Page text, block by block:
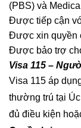
(PBS) và
Được tiếp cận
Được xin quyền
Được bảo trợ
Visa 115 –
Visa 115 áp
thường trú tại
đủ điều kiện